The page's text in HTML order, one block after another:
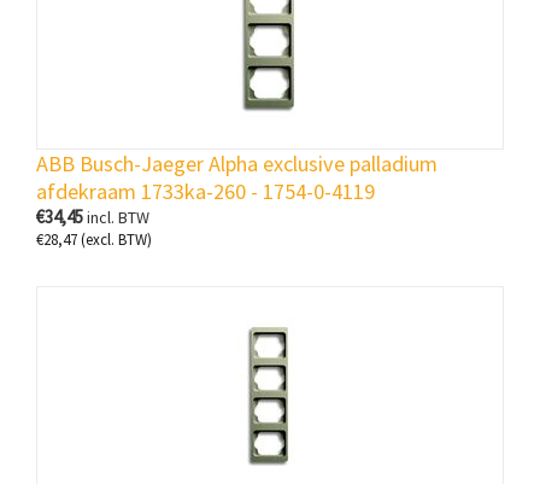
ABB Busch-Jaeger Alpha exclusive palladium
afdekraam 1733ka-260 - 1754-0-4119
€34,45incl. BTW
€28,47(excl. BTW)